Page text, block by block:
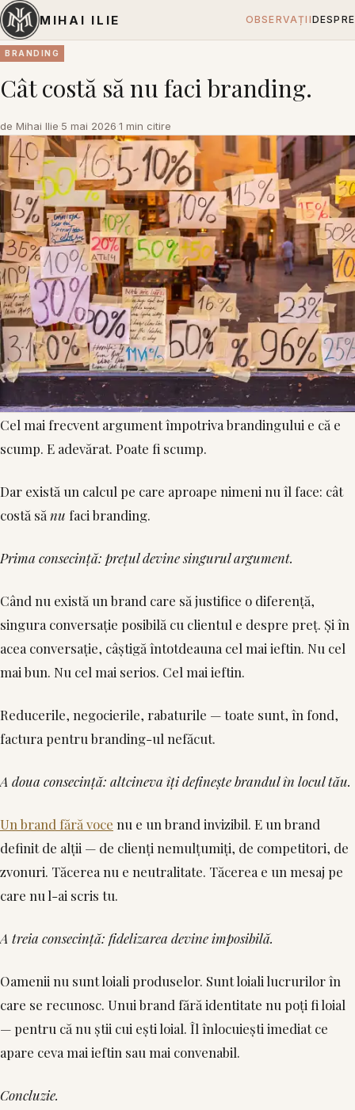
MIHAI ILIE OBSERVAȚIIDESPRE
BRANDING
Cât costă să nu faci branding.
de Mihai Ilie·5 mai 2026·1 min citire
Cel mai frecvent argument împotriva brandingului e că e
scump. E adevărat. Poate fi scump.
Dar există un calcul pe care aproape nimeni nu îl face: cât
costă să nu faci branding.
Prima consecință: prețul devine singurul argument.
Când nu există un brand care să justifice o diferență,
singura conversație posibilă cu clientul e despre preț. Și în
acea conversație, câștigă întotdeauna cel mai ieftin. Nu cel
mai bun. Nu cel mai serios. Cel mai ieftin.
Reducerile, negocierile, rabaturile — toate sunt, în fond,
factura pentru branding-ul nefăcut.
A doua consecință: altcineva îți definește brandul în locul tău.
Un brand fără voce nu e un brand invizibil. E un brand
definit de alții — de clienți nemulțumiți, de competitori, de
zvonuri. Tăcerea nu e neutralitate. Tăcerea e un mesaj pe
care nu l-ai scris tu.
A treia consecință: fidelizarea devine imposibilă.
Oamenii nu sunt loiali produselor. Sunt loiali lucrurilor în
care se recunosc. Unui brand fără identitate nu poți fi loial
— pentru că nu știi cui ești loial. Îl înlocuiești imediat ce
apare ceva mai ieftin sau mai convenabil.
Concluzie.